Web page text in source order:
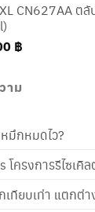
CN627AA ต
฿
าม
มึกหมดไว?
โครงการรีไซเคิ
ยบเท่า แตกต่า